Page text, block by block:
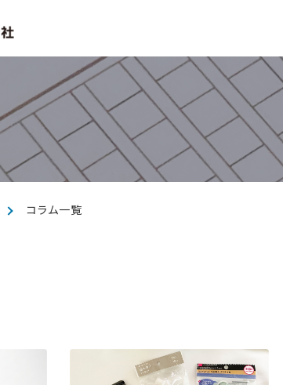
容器・包装 アクア
容器・包装事業 アクア事業
トップメッセージ 会社概要
新卒採用 キャリア採用
コラム一覧